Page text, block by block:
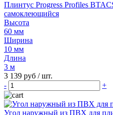
Плинтус Progress Profiles
самоклеющийся
Высота
60 мм
Ширина
10 мм
Длина
3 м
3 139 руб / шт.
-
+
Угол наружный из ПВХ для